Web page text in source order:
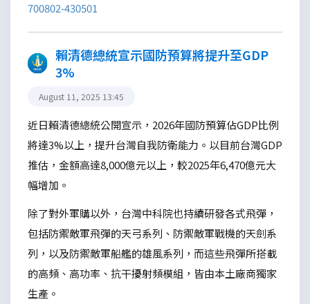
700802-430501
賴清德總統宣示國防預算將提升至GDP
3%
August 11, 2025 13:45
近日賴清德總統公開宣示，2026年國防預算佔GDP比例
將達3%以上，提升台灣自我防衛能力。以目前台灣GDP
推估，金額高達8,000億元以上，較2025年6,470億元大
幅增加。
除了對外軍購以外，台灣中科院也持續研發各式飛彈，
包括防禦敵軍飛彈的天弓系列、防禦敵軍戰機的天劍系
列，以及防禦敵軍船艦的雄風系列，而這些飛彈所搭載
的高頻、高功率、抗干擾射頻模組，皆由本土廠商獨家
生產。